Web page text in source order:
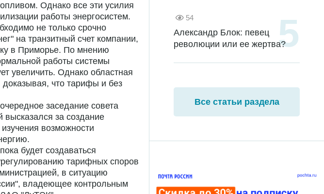
Однако все эти усилия
работы энергосистем.
не только срочно
на транзитный счет компании,
в Приморье. По мнению
работы системы
увеличить. Однако областная
доказывая, что тарифы и без
заседание совета
высказался за создание
возможности
будет создаваться
тарифных споров
в ситуацию
владеющее контрольным
54
Александр Блок: певец
революции или ее жертва?
Все статьи раздела